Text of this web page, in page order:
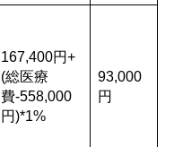
167,400円+
(総医療
費-558,000
円)*1%
93,000
円